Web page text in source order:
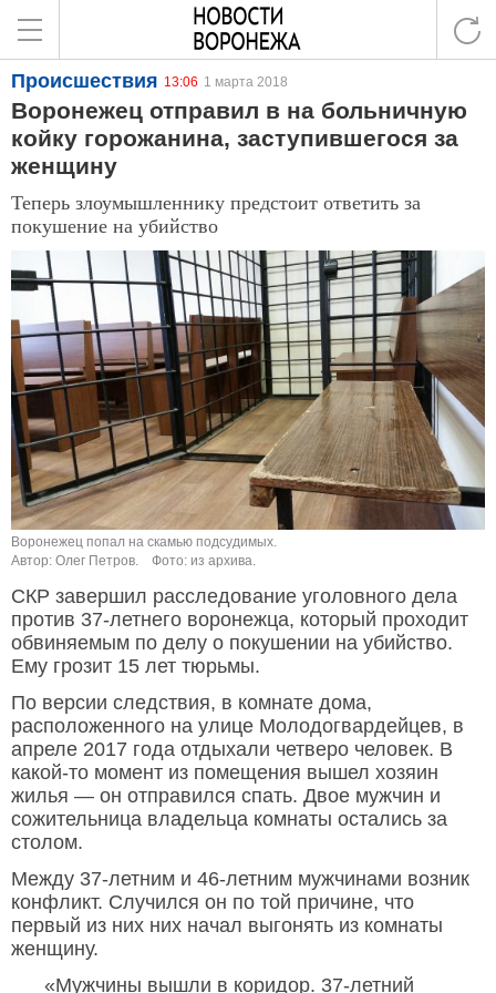
Происшествия 13:06 1 марта 2018
Воронежец отправил в на больничную
койку горожанина, заступившегося за
женщину
Теперь злоумышленнику предстоит ответить за
покушение на убийство
Воронежец попал на скамью подсудимых.
Автор: Олег Петров.
Фото: из архива.
СКР завершил расследование уголовного дела
против 37-летнего воронежца, который проходит
обвиняемым по делу о покушении на убийство.
Ему грозит 15 лет тюрьмы.
По версии следствия, в комнате дома,
расположенного на улице Молодогвардейцев, в
апреле 2017 года отдыхали четверо человек. В
какой-то момент из помещения вышел хозяин
жилья — он отправился спать. Двое мужчин и
сожительница владельца комнаты остались за
столом.
Между 37-летним и 46-летним мужчинами возник
конфликт. Случился он по той причине, что
первый из них них начал выгонять из комнаты
женщину.
«Мужчины вышли в коридор. 37-летний